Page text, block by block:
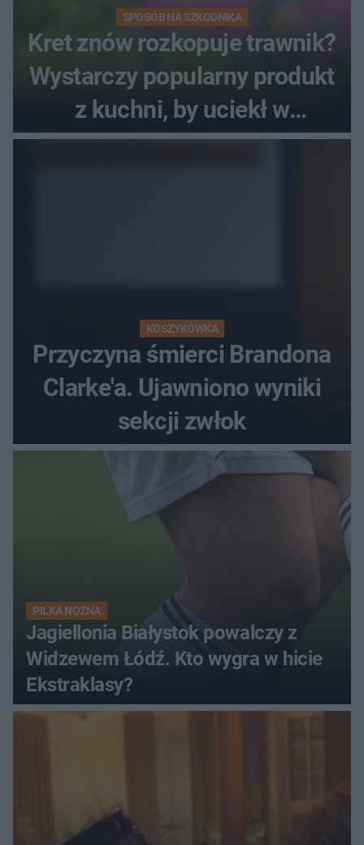
SPOSÓB NA SZKODNIKA
Kret znów rozkopuje trawnik?
Wystarczy popularny produkt
z kuchni, by uciekł w
popłochu
KOSZYKÓWKA
Przyczyna śmierci Brandona
Clarke'a. Ujawniono wyniki
sekcji zwłok
PIŁKA NOŻNA
Jagiellonia Białystok powalczy z
Widzewem Łódź. Kto wygra w hicie
Ekstraklasy?